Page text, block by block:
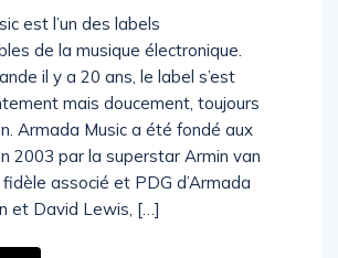
est l’un des labels
de la musique électronique.
il y a 20 ans, le label s’est
mais doucement, toujours
Armada Music a été fondé aux
2003 par la superstar Armin van
fidèle associé et PDG d’Armada
et David Lewis, […]